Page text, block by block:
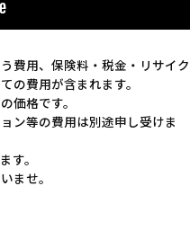
費用、保険料・税金・リサイク
の費用が含まれます。
価格です。
ン等の費用は別途申し受けま
す。
ませ。